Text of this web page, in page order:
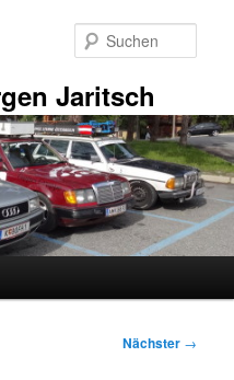
Jaritsch
Nächster →